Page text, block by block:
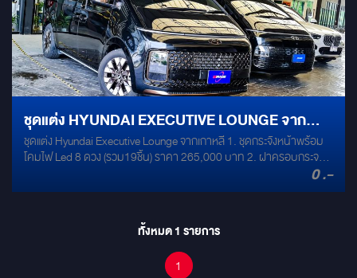
ชุดแต่ง HYUNDAI EXECUTIVE LOUNGE จาก
เกาหลี
ชุดแต่ง Hyundai Executive Lounge จากเกาหลี 1. ชุดกระจังหน้าพร้อม
โคมไฟ Led 8 ดวง (รวม19ชิ้น) ราคา 265,000 บาท 2. ฝาครอบกระจก
ข้างสี Rose Gold ( 2ชิ้น ) ราคา 8,500 บาท 3. ชุดล้อแม้กซ์ 4 วง ราคา
49,500 บาท 4. ชุดกันชนหลัง Rose Gold ( รวม 9 ชิ้น ) ราคา 42,500
0 .-
ทั้งหมด1 รายการ
1